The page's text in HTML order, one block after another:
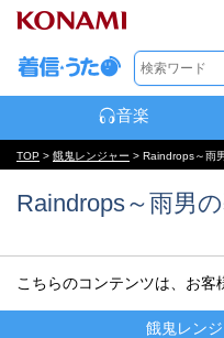
音楽
TOP > 餓鬼レンジャー > Raindrops～雨
Raindrops～雨男
こちらのコンテンツは、お客
餓鬼レン